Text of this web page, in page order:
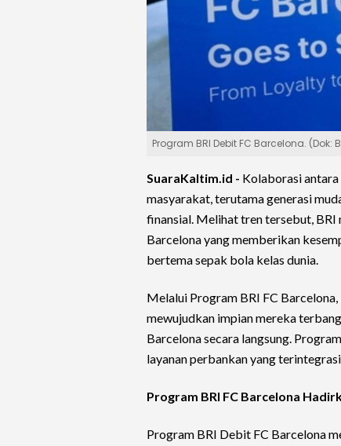
Program BRI Debit FC Barcelona. (Dok:
SuaraKaltim.id - Kolaborasi
masyarakat, terutama generasi
finansial. Melihat tren tersebut, BRI
Barcelona yang memberikan
bertema sepak bola kelas dunia.
Melalui Program BRI FC
mewujudkan impian mereka
Barcelona secara langsung.
layanan perbankan yang
Program BRI FC Barcelona
Program BRI Debit FC Barcelona